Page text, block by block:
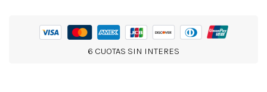
6 CUOTAS SIN INTERES